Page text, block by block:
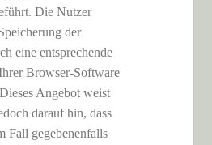
Die Nutzer
der
eine entsprechende
Browser-Software
Angebot weist
darauf hin, dass
Fall gegebenenfalls